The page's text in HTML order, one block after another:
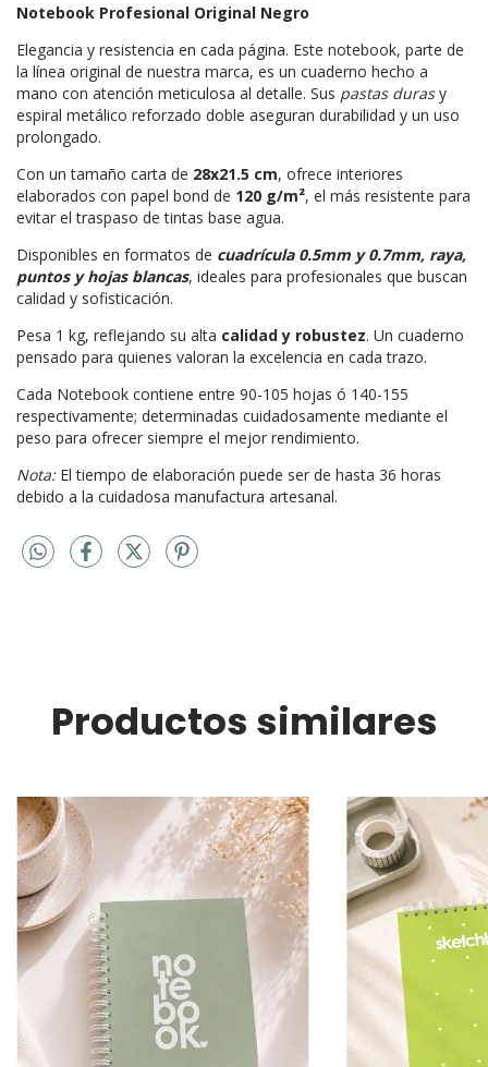
Notebook Profesional Original Negro
Elegancia y resistencia en cada página. Este notebook, parte de
la línea original de nuestra marca, es un cuaderno hecho a
mano con atención meticulosa al detalle. Sus pastas durasy
espiral metálico reforzado doble aseguran durabilidad y un uso
prolongado.
Con un tamaño carta de 28x21.5 cm, ofrece interiores
elaborados con papel bond de 120 g/m², el más resistente para
evitar el traspaso de tintas base agua.
Disponibles en formatos de cuadrícula 0.5mm y 0.7mm, raya,
puntos y hojas blancas, ideales para profesionales que buscan
calidad y sofisticación.
Pesa 1 kg, reflejando su alta calidad y robustez. Un cuaderno
pensado para quienes valoran la excelencia en cada trazo.
Cada Notebook contiene entre 90-105 hojas ó 140-155
respectivamente; determinadas cuidadosamente mediante el
peso para ofrecer siempre el mejor rendimiento.
Nota:El tiempo de elaboración puede ser de hasta 36 horas
debido a la cuidadosa manufactura artesanal.
Productos similares